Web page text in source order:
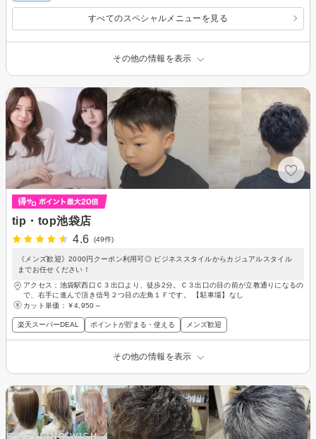
すべてのスペシャルメニューを見る
その他の情報を表示
tip・top池袋店
4.6
(49件)
《メンズ歓迎》2000円クーポン利用可◎ ビジネススタイルからカジュアルスタイル
までお任せください！
アクセス：池袋駅西口Ｃ３出口より、徒歩2分。Ｃ３出口の目の前が立教通りになるの
で、右手に進んで頂き信号２つ目の左角１Ｆです。 【駐車場】なし
カット単価： ￥4,950～
楽天スーパーDEAL ポイントが貯まる・使える メンズ歓迎
その他の情報を表示